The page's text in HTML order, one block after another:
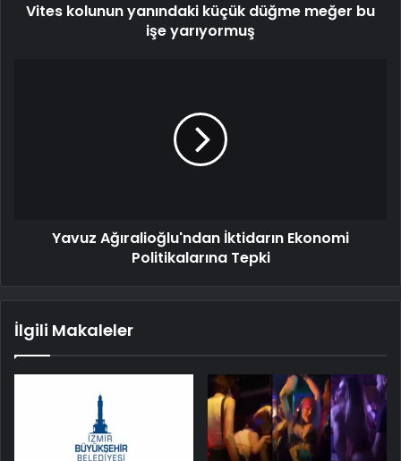
Vites kolunun yanındaki küçük düğme meğer bu
işe yarıyormuş
Yavuz Ağıralioğlu'ndan İktidarın Ekonomi
Politikalarına Tepki
İlgili Makaleler